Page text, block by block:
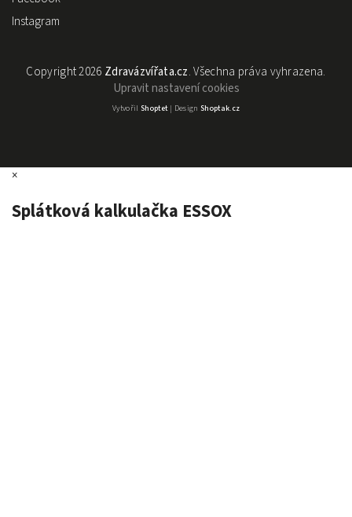
Instagram
Copyright 2026 Zdravázvířata.cz. Všechna práva vyhrazena.
Upravit nastavení cookies
Vytvořil Shoptet| Design Shoptak.cz
×
Splátková kalkulačka ESSOX